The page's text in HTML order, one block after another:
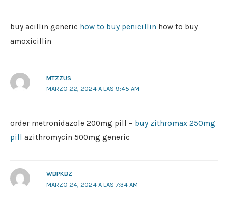
buy acillin generic how to buy penicillin how to buy
amoxicillin
MTZZUS
MARZO 22, 2024 A LAS 9:45 AM
order metronidazole 200mg pill – buy zithromax 250mg
pill azithromycin 500mg generic
WBPKBZ
MARZO 24, 2024 A LAS 7:34 AM